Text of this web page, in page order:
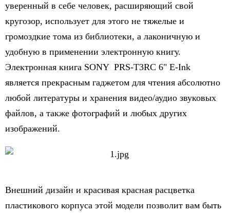
уверенный в себе человек, расширяющий свой
кругозор, использует для этого не тяжелые и
громоздкие тома из библиотеки, а лаконичную и
удобную в применении электронную книгу.
Электронная книга SONY PRS-T3RC 6" E-Ink
является прекрасным гаджетом для чтения абсолютно
любой литературы и хранения видео/аудио звуковых
файлов, а также фотографий и любых других
изображений.
Внешний дизайн и красивая красная расцветка
пластикового корпуса этой модели позволит вам быть